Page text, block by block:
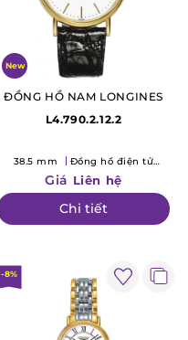
New
ĐỒNG HỒ NAM LONGINES
L4.790.2.12.2
38.5 mm
Đồng hồ điện tử
(Quartz)
Giá Liên hệ
Chi tiết
-8%